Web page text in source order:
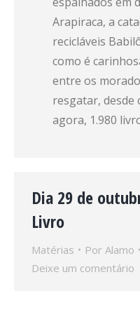
Arapiraca, a
recicláveis
como é
entre os
resgatar, desde
agora, 1.980
Dia 29 de
Livro
Matérias Por Alamo
Deixe um comentário